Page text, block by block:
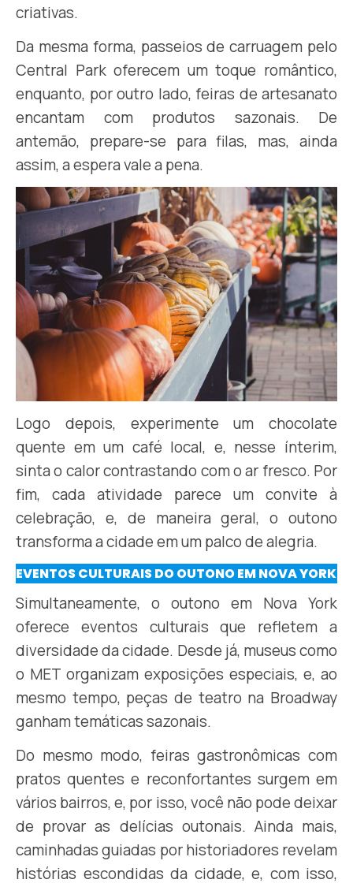
criativas.
Da mesma forma, passeios de carruagem pelo
Central Park oferecem um toque romântico,
enquanto, por outro lado, feiras de artesanato
encantam com produtos sazonais. De
antemão, prepare-se para filas, mas, ainda
assim, a espera vale a pena.
Logo depois, experimente um chocolate
quente em um café local, e, nesse ínterim,
sinta o calor contrastando com o ar fresco. Por
fim, cada atividade parece um convite à
celebração, e, de maneira geral, o outono
transforma a cidade em um palco de alegria.
EVENTOS CULTURAIS DO OUTONO EM NOVA YORK
Simultaneamente, o outono em Nova York
oferece eventos culturais que refletem a
diversidade da cidade. Desde já, museus como
o MET organizam exposições especiais, e, ao
mesmo tempo, peças de teatro na Broadway
ganham temáticas sazonais.
Do mesmo modo, feiras gastronômicas com
pratos quentes e reconfortantes surgem em
vários bairros, e, por isso, você não pode deixar
de provar as delícias outonais. Ainda mais,
caminhadas guiadas por historiadores revelam
histórias escondidas da cidade, e, com isso,